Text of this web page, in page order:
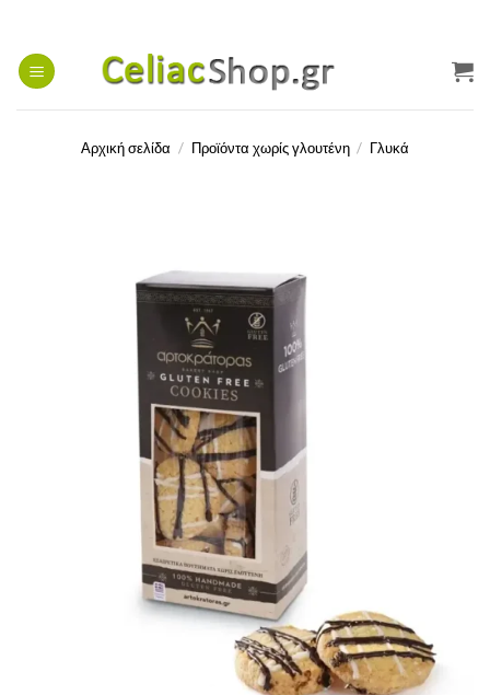
περιεχόμενο
Αρχική σελίδα / Προϊόντα χωρίς γλουτένη / Γλυκά